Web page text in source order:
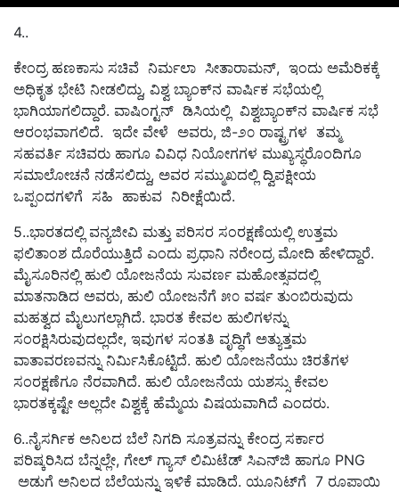
4..
ಕೇಂದ್ರ ಹಣಕಾಸು ಸಚಿವೆ ನಿರ್ಮಲಾ ಸೀತಾರಾಮನ್, ಇಂದು ಅಮೆರಿಕಕ್ಕೆ
ಅಧಿಕೃತ ಭೇಟಿ ನೀಡಲಿದ್ದು, ವಿಶ್ವ ಬ್ಯಾಂಕ್‌ನ ವಾರ್ಷಿಕ ಸಭೆಯಲ್ಲಿ
ಭಾಗಿಯಾಗಲಿದ್ದಾರೆ. ವಾಷಿಂಗ್ಟನ್ ಡಿಸಿಯಲ್ಲಿ ವಿಶ್ವಬ್ಯಾಂಕ್‌ನ ವಾರ್ಷಿಕ ಸಭೆ
ಆರಂಭವಾಗಲಿದೆ. ಇದೇ ವೇಳೆ ಅವರು, ಜಿ-೨೦ ರಾಷ್ಟ್ರಗಳ ತಮ್ಮ
ಸಹವರ್ತಿ ಸಚಿವರು ಹಾಗೂ ವಿವಿಧ ನಿಯೋಗಗಳ ಮುಖ್ಯಸ್ಥರೊಂದಿಗೂ
ಸಮಾಲೋಚನೆ ನಡೆಸಲಿದ್ದು, ಅವರ ಸಮ್ಮುಖದಲ್ಲಿ ದ್ವಿಪಕ್ಷೀಯ
ಒಪ್ಪಂದಗಳಿಗೆ ಸಹಿ ಹಾಕುವ ನಿರೀಕ್ಷೆಯಿದೆ.
5..ಭಾರತದಲ್ಲಿ ವನ್ಯಜೀವಿ ಮತ್ತು ಪರಿಸರ ಸಂರಕ್ಷಣೆಯಲ್ಲಿ ಉತ್ತಮ
ಫಲಿತಾಂಶ ದೊರೆಯುತ್ತಿದೆ ಎಂದು ಪ್ರಧಾನಿ ನರೇಂದ್ರ ಮೋದಿ ಹೇಳಿದ್ದಾರೆ.
ಮೈಸೂರಿನಲ್ಲಿ ಹುಲಿ ಯೋಜನೆಯ ಸುವರ್ಣ ಮಹೋತ್ಸವದಲ್ಲಿ
ಮಾತನಾಡಿದ ಅವರು, ಹುಲಿ ಯೋಜನೆಗೆ ೫೦ ವರ್ಷ ತುಂಬಿರುವುದು
ಮಹತ್ವದ ಮೈಲುಗಲ್ಲಾಗಿದೆ. ಭಾರತ ಕೇವಲ ಹುಲಿಗಳನ್ನು
ಸಂರಕ್ಷಿಸಿರುವುದಲ್ಲದೇ, ಇವುಗಳ ಸಂತತಿ ವೃದ್ಧಿಗೆ ಅತ್ಯುತ್ತಮ
ವಾತಾವರಣವನ್ನು ನಿರ್ಮಿಸಿಕೊಟ್ಟಿದೆ. ಹುಲಿ ಯೋಜನೆಯು ಚಿರತೆಗಳ
ಸಂರಕ್ಷಣೆಗೂ ನೆರವಾಗಿದೆ. ಹುಲಿ ಯೋಜನೆಯ ಯಶಸ್ಸು ಕೇವಲ
ಭಾರತಕ್ಕಷ್ಟೇ ಅಲ್ಲದೇ ವಿಶ್ವಕ್ಕೆ ಹೆಮ್ಮೆಯ ವಿಷಯವಾಗಿದೆ ಎಂದರು.
6..ನೈಸರ್ಗಿಕ ಅನಿಲದ ಬೆಲೆ ನಿಗದಿ ಸೂತ್ರವನ್ನು ಕೇಂದ್ರ ಸರ್ಕಾರ
ಪರಿಷ್ಕರಿಸಿದ ಬೆನ್ನಲ್ಲೇ, ಗೇಲ್‌ ಗ್ಯಾಸ್ ಲಿಮಿಟೆಡ್ ಸಿಎನ್‌ಜಿ ಹಾಗೂ PNG
ಅಡುಗೆ ಅನಿಲದ ಬೆಲೆಯನ್ನು ಇಳಿಕೆ ಮಾಡಿದೆ. ಯೂನಿಟ್‌ಗೆ 7 ರೂಪಾಯಿ